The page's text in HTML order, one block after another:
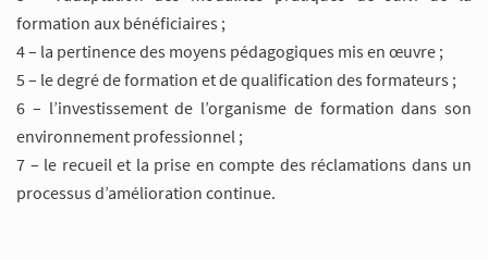
formation aux bénéficiaires ;
4 – la pertinence des moyens pédagogiques mis en œuvre ;
5 – le degré de formation et de qualification des formateurs ;
6 – l’investissement de l’organisme de formation dans son
environnement professionnel ;
7 – le recueil et la prise en compte des réclamations dans un
processus d’amélioration continue.